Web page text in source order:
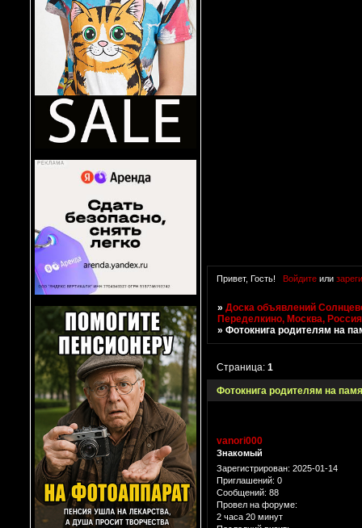
Привет, Гость! Войдитеили
»Доска объявлений
Переделкино, Москва, Россия
»Фотокнига родителям на
Фотокнига родителям на
Страница:1
vanori000
Знакомый
Зарегистрирован: 2025-01-14
Приглашений: 0
Сообщений: 88
Провел на форуме:
2 часа 20 минут